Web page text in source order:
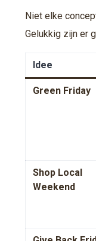
Niet elke
Gelukkig zijn er
Idee
Green Friday
Shop Local
Weekend